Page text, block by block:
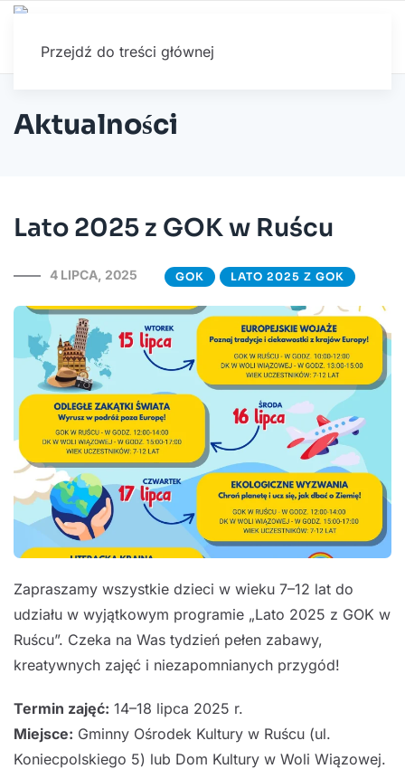
Przejdź do treści głównej
Aktualności
Lato 2025 z GOK w Ruścu
4 LIPCA, 2025 GOK LATO 2025 Z GOK
Zapraszamy wszystkie dzieci w wieku 7–12 lat do
udziału w wyjątkowym programie „Lato 2025 z GOK w
Ruścu”. Czeka na Was tydzień pełen zabawy,
kreatywnych zajęć i niezapomnianych przygód!
Termin zajęć: 14–18 lipca 2025 r.
Miejsce: Gminny Ośrodek Kultury w Ruścu (ul.
Koniecpolskiego 5) lub Dom Kultury w Woli Wiązowej.